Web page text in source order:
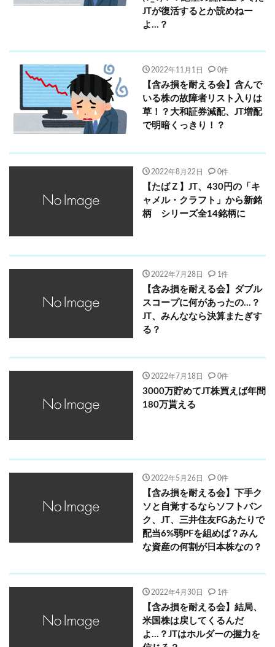
JTが復活するとか読めねー
よ…？
2022年11月1日 0件
【含み損を耐える会】含んで
いる株の故障者リスト入りは
草！？大和証券減配、JT増配
で明暗くっきり！？
2022年8月22日 0件
【たばＺ】JT、430円の「キ
ャメル・クラフト」から新銘
柄 シリーズ全14銘柄に
2022年7月28日 1件
【含み損を耐える会】ダブル
スコープに何があったの…？
JT、みんななら決算またぎす
る？
2022年7月18日 0件
3000万貯めてJT株買えば年間
180万貰える
2022年5月26日 0件
【含み損を耐える会】下手ク
ソと自覚するならソフトバン
ク、JT、三井住友FGあたりで
配当6%弱PFを組めば？みん
な資産の何割が日本株なの？
2022年4月30日 1件
【含み損を耐える会】結局、
米国株は戻してくるんだ
よ…？JTはホルダーの握力を